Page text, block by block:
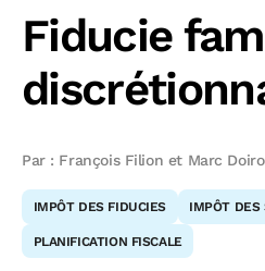
Fiducie
Par : François Filion et Marc
IMPÔT DES FIDUCIES
IMPÔT DES
PLANIFICATION FISCALE